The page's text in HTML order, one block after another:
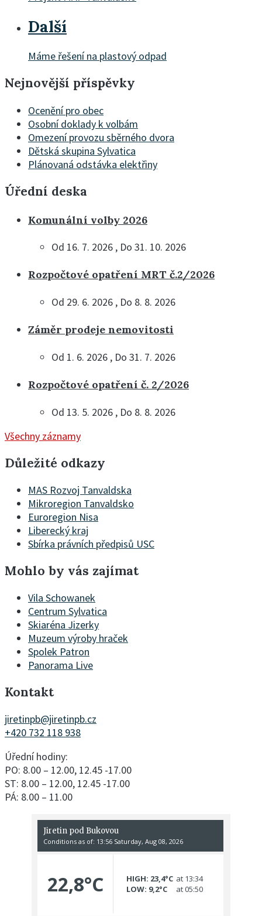
Další
Máme řešení na plastový odpad
Nejnovější příspěvky
Ocenění pro obec
Osobní doklady k volbám
Omezení provozu sběrného dvora
Dětská skupina Sylvatica
Plánovaná odstávka elektřiny
Úřední deska
Komunální volby 2026
Od 16. 7. 2026 , Do 31. 10. 2026
Rozpočtové opatření MRT č.2/2026
Od 29. 6. 2026 , Do 8. 8. 2026
Záměr prodeje nemovitosti
Od 1. 6. 2026 , Do 31. 7. 2026
Rozpočtové opatření č. 2/2026
Od 13. 5. 2026 , Do 8. 8. 2026
Všechny záznamy
Důležité odkazy
MAS Rozvoj Tanvaldska
Mikroregion Tanvaldsko
Euroregion Nisa
Liberecký kraj
Sbírka právních předpisů USC
Mohlo by vás zajímat
Vila Schowanek
Centrum Sylvatica
Skiaréna Jizerky
Muzeum výroby hraček
Spolek Patron
Panorama Live
Kontakt
jiretinpb@jiretinpb.cz
+420 732 118 938
Úřední hodiny:
PO: 8.00 – 12.00, 12.45 -17.00
ST: 8.00 – 12.00, 12.45 -17.00
PÁ: 8.00 – 11.00